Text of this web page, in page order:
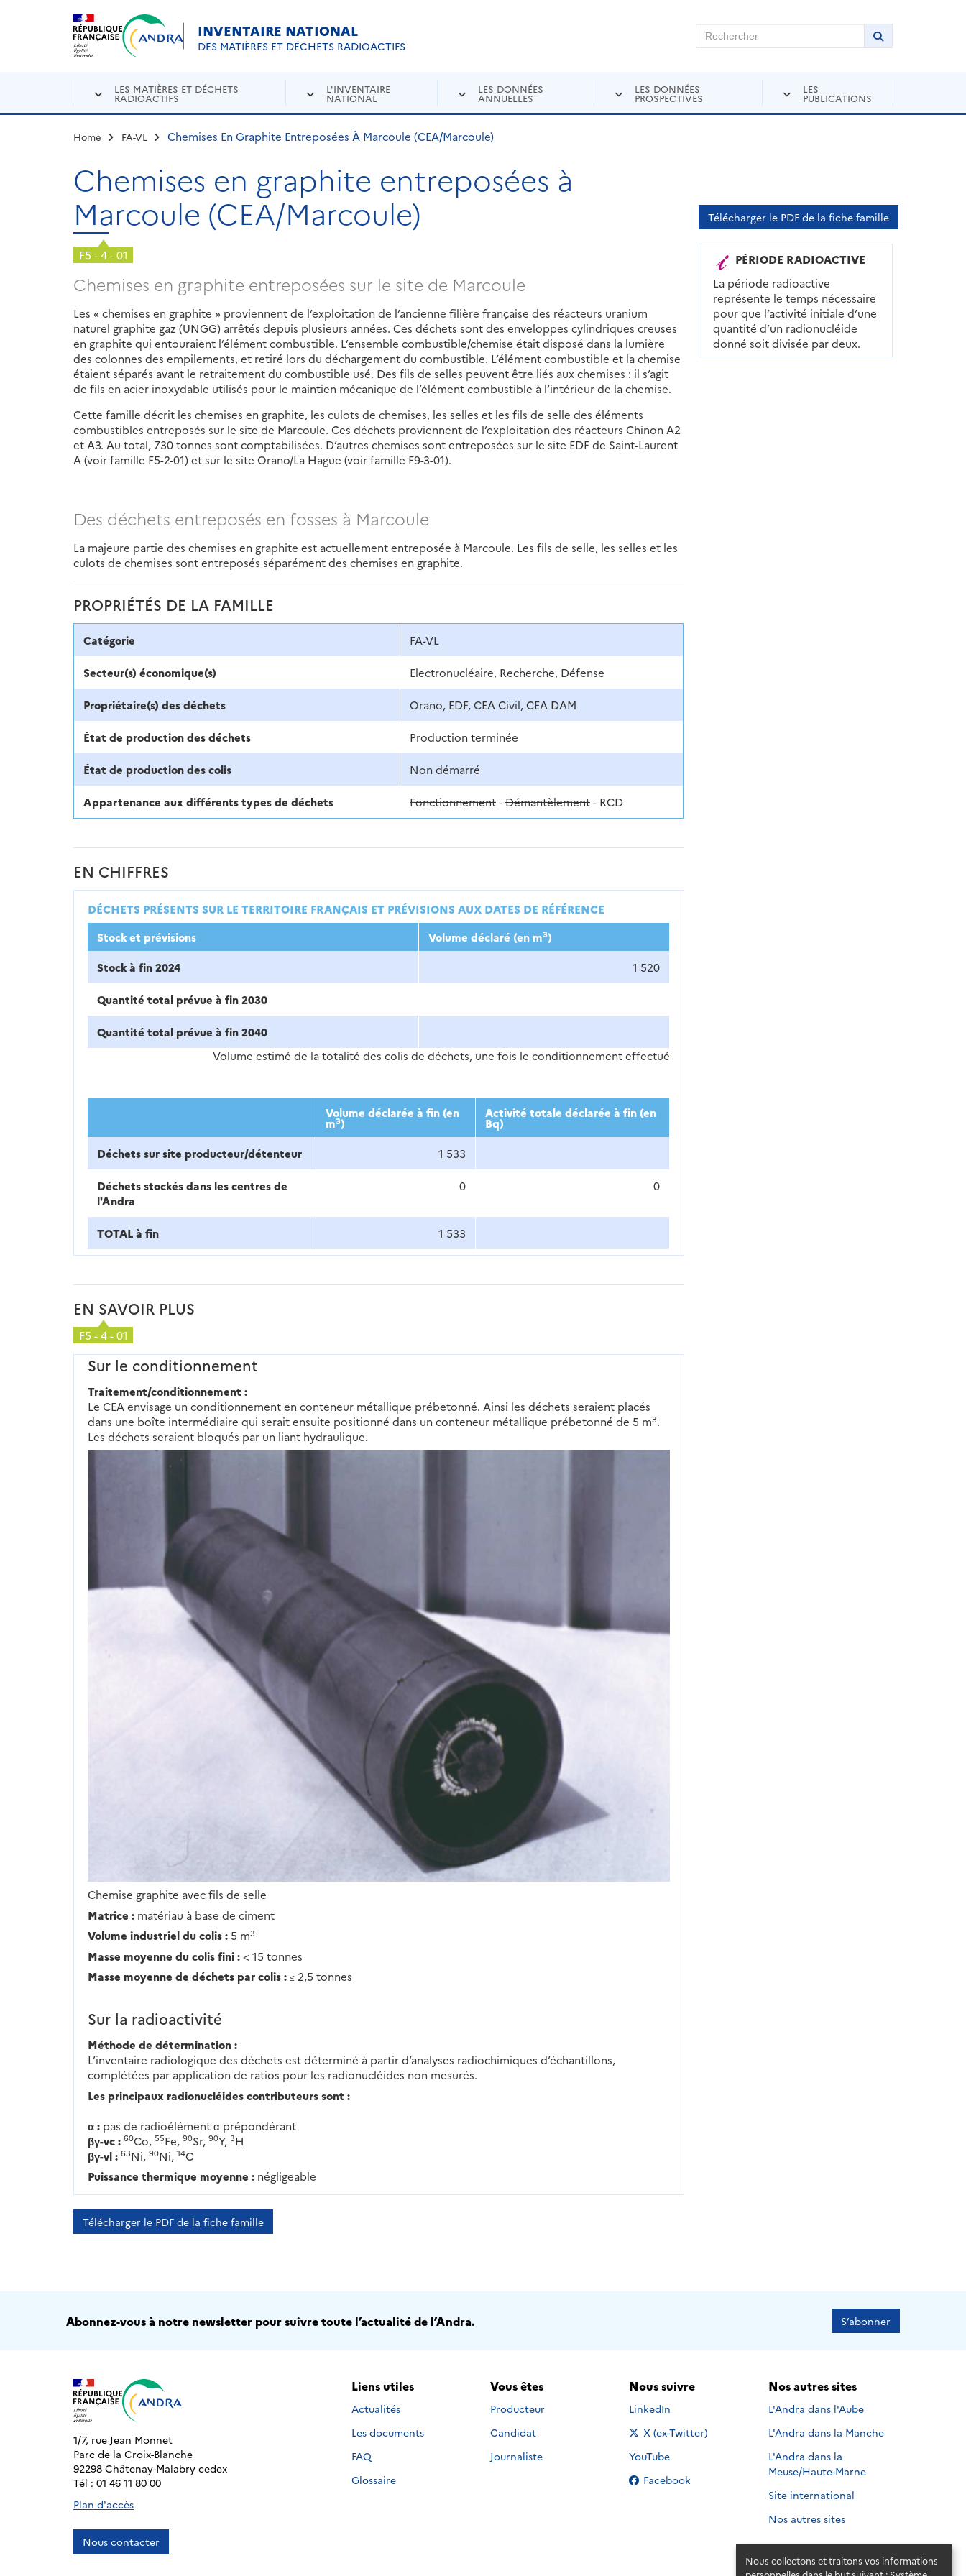
Nous collectons et traitons vos informations
Aller au contenu principal
INVENTAIRE NATIONAL
DES MATIÈRES ET DÉCHETS RADIOACTIFS
Rechercher sur Andra Inventaire Rechercher
Lancer la
LES MATIÈRES ET DÉCHETS
RADIOACTIFS
L'INVENTAIRE
NATIONAL
LES DONNÉES
ANNUELLES
LES DONNÉES
PROSPECTIVES
LES
PUBLICATIONS
Home FA-VL Chemises En Graphite Entreposées À Marcoule (CEA/Marcoule)
Chemises en graphite entreposées à
Marcoule (CEA/Marcoule)
F5 - 4 - 01
Chemises en graphite entreposées sur le site de Marcoule
Les « chemises en graphite » proviennent de l’exploitation de l’ancienne filière française des réacteurs uranium
naturel graphite gaz (UNGG) arrêtés depuis plusieurs années. Ces déchets sont des enveloppes cylindriques creuses
en graphite qui entouraient l’élément combustible. L’ensemble combustible/chemise était disposé dans la lumière
des colonnes des empilements, et retiré lors du déchargement du combustible. L’élément combustible et la chemise
étaient séparés avant le retraitement du combustible usé. Des fils de selles peuvent être liés aux chemises : il s’agit
de fils en acier inoxydable utilisés pour le maintien mécanique de l’élément combustible à l’intérieur de la chemise.
Cette famille décrit les chemises en graphite, les culots de chemises, les selles et les fils de selle des éléments
combustibles entreposés sur le site de Marcoule. Ces déchets proviennent de l’exploitation des réacteurs Chinon A2
et A3. Au total, 730 tonnes sont comptabilisées. D’autres chemises sont entreposées sur le site EDF de Saint-Laurent
A (voir famille F5-2-01) et sur le site Orano/La Hague (voir famille F9-3-01).
Des déchets entreposés en fosses à Marcoule
La majeure partie des chemises en graphite est actuellement entreposée à Marcoule. Les fils de selle, les selles et les
culots de chemises sont entreposés séparément des chemises en graphite.
PROPRIÉTÉS DE LA FAMILLE
Catégorie FA-VL
Secteur(s) économique(s) Electronucléaire, Recherche, Défense
Propriétaire(s) des déchets Orano, EDF, CEA Civil, CEA DAM
État de production des déchets Production terminée
État de production des colis Non démarré
Appartenance aux différents types de déchets Fonctionnement-Démantèlement- RCD
EN CHIFFRES
DÉCHETS PRÉSENTS SUR LE TERRITOIRE FRANÇAIS ET PRÉVISIONS AUX DATES DE RÉFÉRENCE
Stock et prévisions
Volume déclaré (en m3)
Stock à fin 2024
1 520
Quantité total prévue à fin 2030
Quantité total prévue à fin 2040
Volume estimé de la totalité des colis de déchets, une fois le conditionnement effectué
Volume déclarée à fin (en
m3)
Activité totale déclarée à fin (en
Bq)
Déchets sur site producteur/détenteur
1 533
Déchets stockés dans les centres de
l'Andra
0 0
TOTAL à fin 1 533
EN SAVOIR PLUS
F5 - 4 - 01
Sur le conditionnement
Traitement/conditionnement :
Le CEA envisage un conditionnement en conteneur métallique prébetonné. Ainsi les déchets seraient placés
dans une boîte intermédiaire qui serait ensuite positionné dans un conteneur métallique prébetonné de 5 m3.
Les déchets seraient bloqués par un liant hydraulique.
Chemise graphite avec fils de selle
Matrice :matériau à base de ciment
Volume industriel du colis :5 m3
Masse moyenne du colis fini :< 15 tonnes
Masse moyenne de déchets par colis : ≤2,5 tonnes
Sur la radioactivité
Méthode de détermination :
L’inventaire radiologique des déchets est déterminé à partir d’analyses radiochimiques d’échantillons,
complétées par application de ratios pour les radionucléides non mesurés.
Les principaux radionucléides contributeurs sont :
α : pas de radioélément α prépondérant
βγ-vc : 60Co, 55Fe, 90Sr, 90Y, 3H
βγ-vl : 63Ni, 90Ni, 14C
Puissance thermique moyenne :négligeable
Télécharger le PDF de la fiche famille
Télécharger le PDF de la fiche famille
PÉRIODE RADIOACTIVE
La période radioactive
représente le temps nécessaire
pour que l’activité initiale d’une
quantité d’un radionucléide
donné soit divisée par deux.
Abonnez-vous à notre newsletter pour suivre toute l’actualité de l’Andra. S’abonner
1/7, rue Jean Monnet
Parc de la Croix-Blanche
92298 Châtenay-Malabry cedex
Tél : 01 46 11 80 00
Plan d'accès
Nous contacter
Liens utiles
Actualités
Les documents
FAQ
Glossaire
Vous êtes
Producteur
Candidat
Journaliste
Nous suivre
Nous suivre sur
LinkedIn
Nous suivre sur
X (ex-Twitter)
Nous suivre sur
YouTube
Nous suivre sur
Facebook
Nos autres sites
L'Andra dans l'Aube
L'Andra dans la Manche
L'Andra dans la
Meuse/Haute-Marne
Site international
Nos autres sites